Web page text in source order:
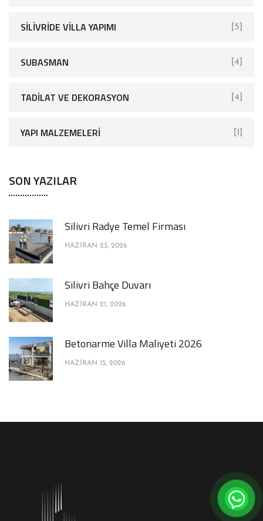
SİLİVRİDE VİLLA YAPIMI [5]
SUBASMAN [4]
TADILAT VE DEKORASYON [4]
YAPI MALZEMELERI [1]
SON YAZILAR
Silivri Radye Temel Firması
HAZIRAN 23, 2026
Silivri Bahçe Duvarı
HAZIRAN 21, 2026
Betonarme Villa Maliyeti 2026
HAZIRAN 15, 2026